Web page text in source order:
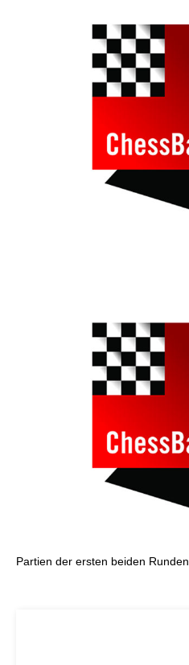
Partien der ersten beiden Runden